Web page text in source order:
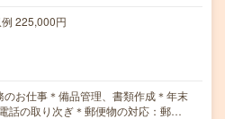
225,000円
のお仕事＊備品管理、書類作成＊年末
話の取り次ぎ＊郵便物の対応：郵…